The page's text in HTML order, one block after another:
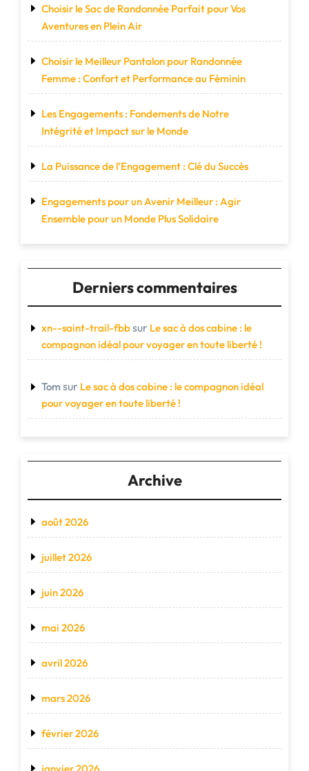
Choisir le Sac de Randonnée Parfait pour Vos
Aventures en Plein Air
Choisir le Meilleur Pantalon pour Randonnée
Femme : Confort et Performance au Féminin
Les Engagements : Fondements de Notre
Intégrité et Impact sur le Monde
La Puissance de l’Engagement : Clé du Succès
Engagements pour un Avenir Meilleur : Agir
Ensemble pour un Monde Plus Solidaire
Derniers commentaires
xn--saint-trail-fbbsur Le sac à dos cabine : le
compagnon idéal pour voyager en toute liberté !
Tom sur Le sac à dos cabine : le compagnon idéal
pour voyager en toute liberté !
Archive
août 2026
juillet 2026
juin 2026
mai 2026
avril 2026
mars 2026
février 2026